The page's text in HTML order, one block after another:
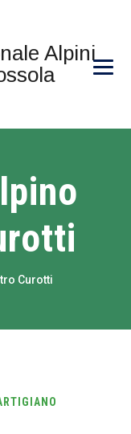
Curotti